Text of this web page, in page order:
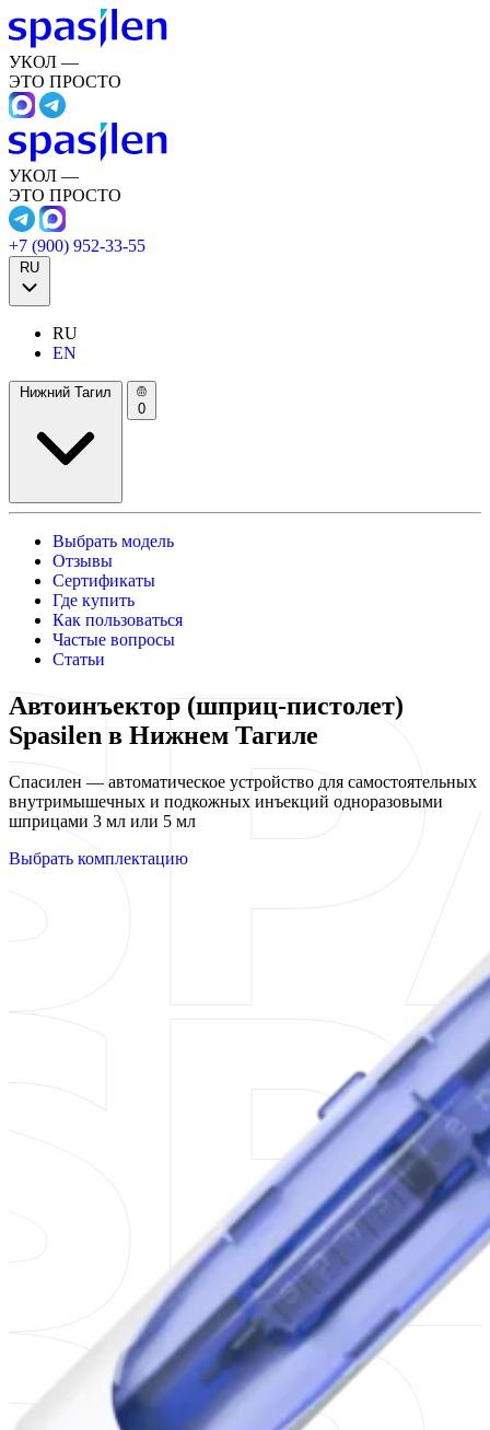
УКОЛ —
ЭТО ПРОСТО
УКОЛ —
ЭТО ПРОСТО
+7 (900) 952-33-55
RU
RU
EN
Нижний Тагил
0
Выбрать модель
Отзывы
Сертификаты
Где купить
Как пользоваться
Частые вопросы
Статьи
Автоинъектор (шприц-пистолет)
Spasilen в Нижнем Тагиле
Спасилен — автоматическое устройство для самостоятельных
внутримышечных и подкожных инъекций одноразовыми
шприцами 3 мл или 5 мл
Выбрать комплектацию